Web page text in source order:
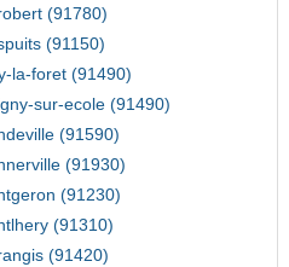
(91780)
(91150)
la-foret (91490)
sur-ecole (91490)
(91590)
(91930)
(91230)
(91310)
(91420)